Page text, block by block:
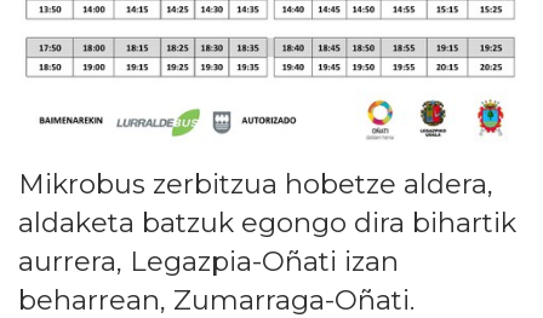
Mikrobus zerbitzua hobetze aldera,
aldaketa batzuk egongo dira bihartik
aurrera, Legazpia-Oñati izan
beharrean, Zumarraga-Oñati.